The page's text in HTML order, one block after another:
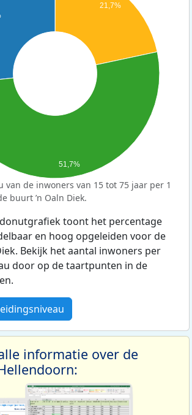
21,7%
51,7%
van de inwoners van 15 tot 75 jaar per 1
buurt ’n Oaln Diek.
toont het percentage
en hoog opgeleiden voor de
Bekijk het aantal inwoners per
door op de taartpunten in de
informatie over de